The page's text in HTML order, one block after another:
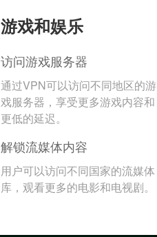
游戏和娱乐
访问游戏服务器
通过VPN可以访问不同地区的游
戏服务器，享受更多游戏内容和
更低的延迟。
解锁流媒体内容
用户可以访问不同国家的流媒体
库，观看更多的电影和电视剧。